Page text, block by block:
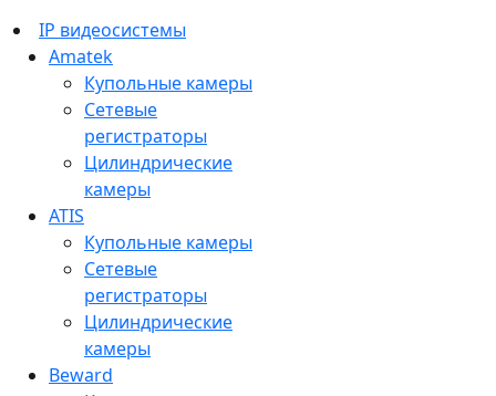
IP видеосистемы
Amatek
Купольные камеры
Сетевые
регистраторы
Цилиндрические
камеры
ATIS
Купольные камеры
Сетевые
регистраторы
Цилиндрические
камеры
Beward